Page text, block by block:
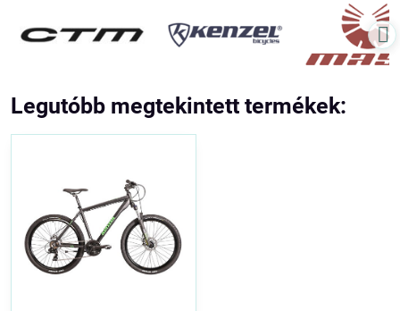
Legutóbb megtekintett termékek: